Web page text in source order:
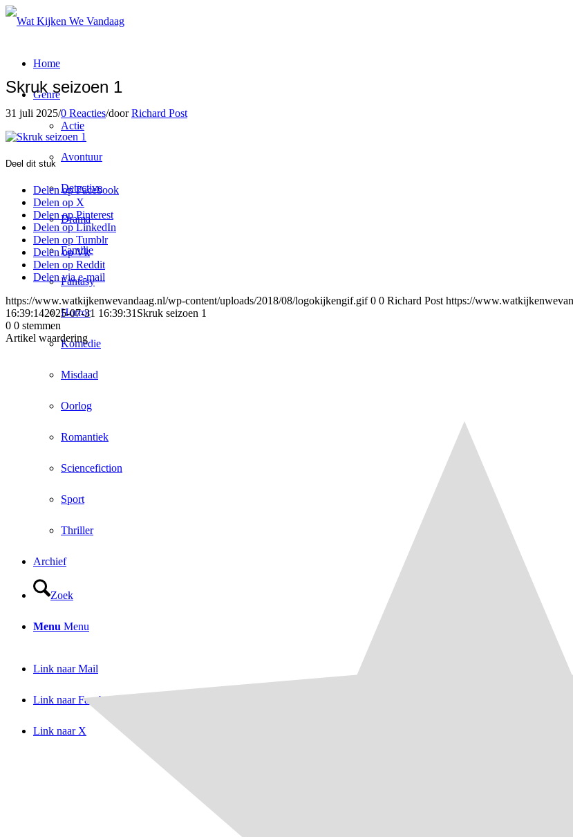
Home
Genre
Actie
Avontuur
Detective
Drama
Familie
Fantasy
Horror
Komedie
Misdaad
Oorlog
Romantiek
Sciencefiction
Sport
Thriller
Archief
Zoek
Menu Menu
Link naar Mail
Link naar Facebook
Link naar X
Skruk seizoen 1
31 juli 2025/0 Reacties/doorRichard Post
Deel dit stuk
Delen op Facebook
Delen op X
Delen op Pinterest
Delen op LinkedIn
Delen op Tumblr
Delen op Vk
Delen op Reddit
Delen via e-mail
https://www.watkijkenwevandaag.nl/wp-content/uploads/2018/08/logokijkengif.gif 0 0 Richard Post https://
16:39:142025-07-31 16:39:31 Skruk seizoen 1
0 0 stemmen
Artikel waardering